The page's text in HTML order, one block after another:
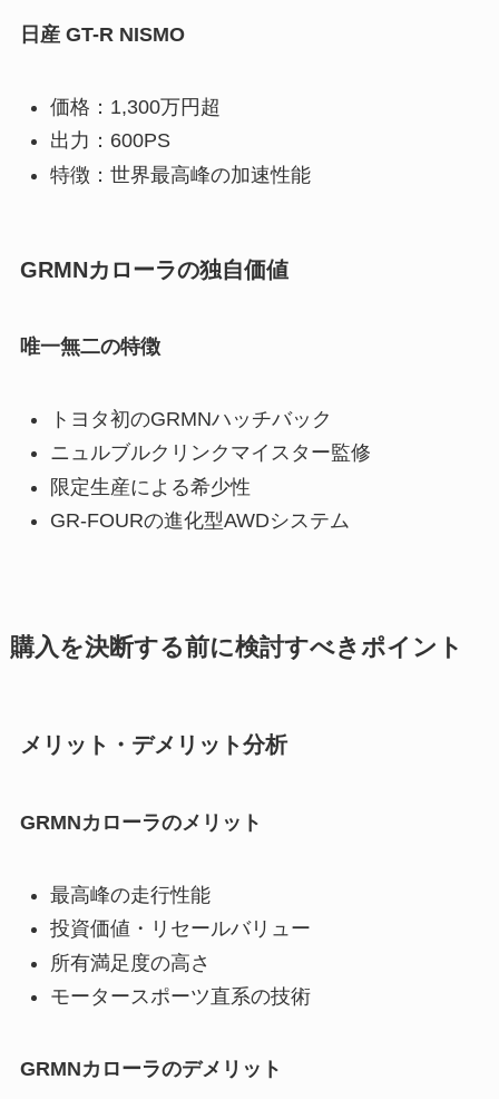
日産 GT-R NISMO
価格：1,300万円超
出力：600PS
特徴：世界最高峰の加速性能
GRMNカローラの独自価値
唯一無二の特徴
トヨタ初のGRMNハッチバック
ニュルブルクリンクマイスター監修
限定生産による希少性
GR-FOURの進化型AWDシステム
購入を決断する前に検討すべきポイント
メリット・デメリット分析
GRMNカローラのメリット
最高峰の走行性能
投資価値・リセールバリュー
所有満足度の高さ
モータースポーツ直系の技術
GRMNカローラのデメリット